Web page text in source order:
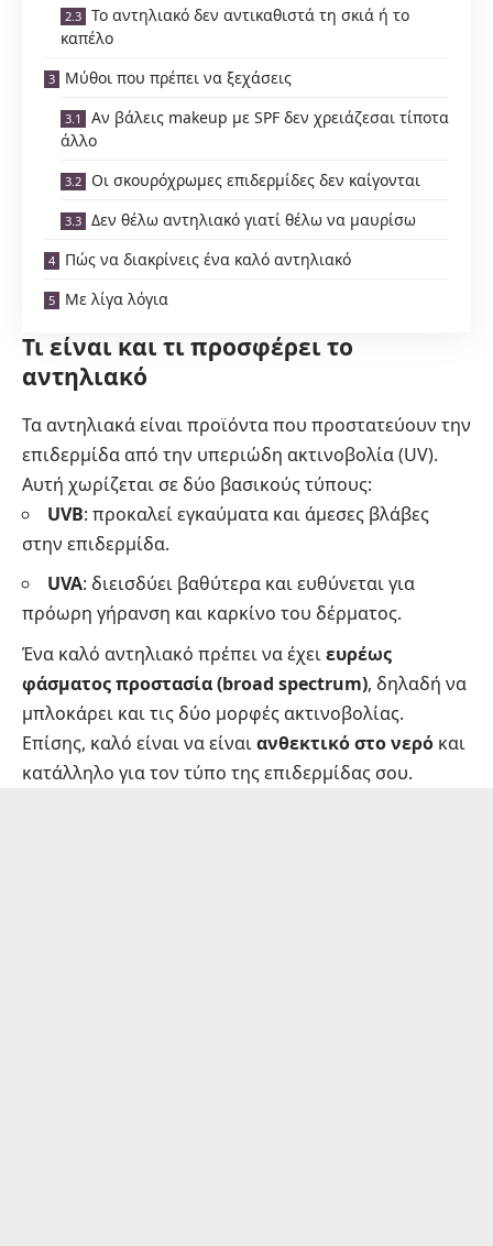
Το αντηλιακό δεν αντικαθιστά τη σκιά ή το
καπέλο
Μύθοι που πρέπει να ξεχάσεις
Αν βάλεις makeup με SPF δεν χρειάζεσαι τίποτα
άλλο
Οι σκουρόχρωμες επιδερμίδες δεν καίγονται
Δεν θέλω αντηλιακό γιατί θέλω να μαυρίσω
Πώς να διακρίνεις ένα καλό αντηλιακό
Με λίγα λόγια
Τι είναι και τι προσφέρει το
αντηλιακό
Τα αντηλιακά είναι προϊόντα που προστατεύουν την
επιδερμίδα από την υπεριώδη ακτινοβολία (UV).
Αυτή χωρίζεται σε δύο βασικούς τύπους:
UVB: προκαλεί εγκαύματα και άμεσες βλάβες
στην επιδερμίδα.
UVA: διεισδύει βαθύτερα και ευθύνεται για
πρόωρη γήρανση και καρκίνο του δέρματος.
Ένα καλό αντηλιακό πρέπει να έχειευρέως
φάσματος προστασία (broad spectrum), δηλαδή να
μπλοκάρει και τις δύο μορφές ακτινοβολίας.
Επίσης, καλό είναι να είναιανθεκτικό στο νερό και
κατάλληλο για τον τύπο της επιδερμίδας σου.